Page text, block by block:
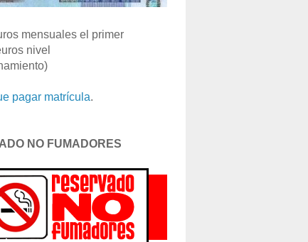
mensuales el primer
nivel
pagar matrícula.
NO FUMADORES